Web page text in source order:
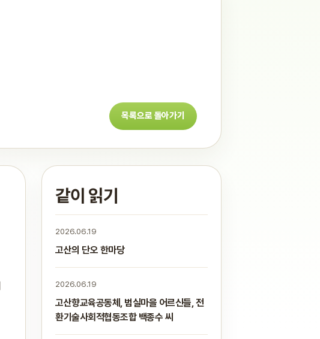
목록으로 돌아가기
같이 읽기
2026.06.19
고산의 단오 한마당
2026.06.19
고산향교육공동체, 범실마을 어르신들, 전
환기술사회적협동조합 백종수 씨